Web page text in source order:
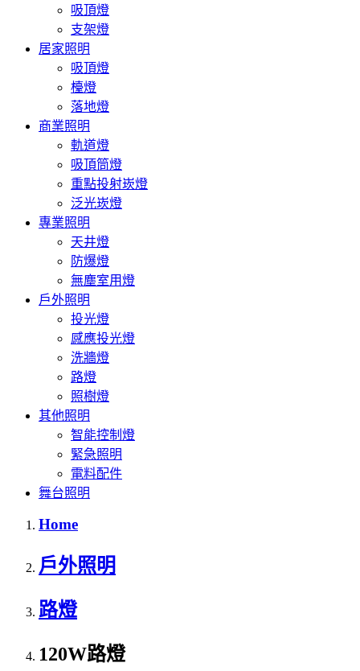
吸頂燈
支架燈
居家照明
吸頂燈
檯燈
落地燈
商業照明
軌道燈
吸頂筒燈
重點投射崁燈
泛光崁燈
專業照明
天井燈
防爆燈
無塵室用燈
戶外照明
投光燈
感應投光燈
洗牆燈
路燈
照樹燈
其他照明
智能控制燈
緊急照明
電料配件
舞台照明
Home
戶外照明
路燈
120W路燈